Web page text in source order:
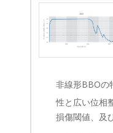
非線形BBOの
性と広い位相
損傷閾値、及